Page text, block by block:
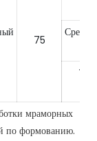
75
мраморных
по формованию.